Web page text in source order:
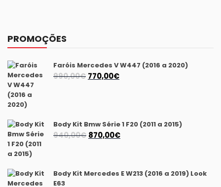
PROMOÇÕES
Faróis Mercedes V W447 (2016 a 2020)
990,00€ O
990,00€.
770,00€O
770,00€.
Body Kit Bmw Série 1 F20 (2011 a 2015)
940,00€ O
era:
870,00€O
é:
Body Kit Mercedes E W213 (2016 a 2019) Look
E63